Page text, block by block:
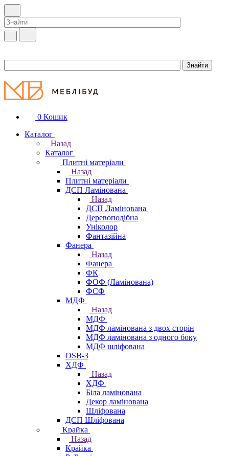
0 Кошик
Каталог
Назад
Каталог
Плитні матеріали
Назад
Плитні матеріали
ДСП Ламінована
Назад
ДСП Ламінована
Деревоподібна
Уніколор
Фантазійна
Фанера
Назад
Фанера
ФК
ФОФ (Ламінована)
ФСФ
МДФ
Назад
МДФ
МДФ ламінована з двох сторін
МДФ ламінована з одного боку
МДФ шліфована
OSB-3
ХДФ
Назад
ХДФ
Біла ламінована
Декор ламінована
Шліфована
ДСП Шліфована
Крайка
Назад
Крайка